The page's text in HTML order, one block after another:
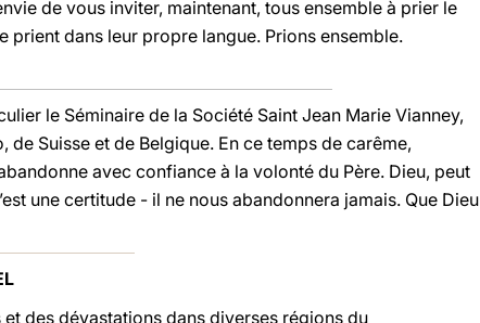
de vous inviter, maintenant, tous ensemble à prier le
prient dans leur propre langue. Prions ensemble.
le Séminaire de la Société Saint Jean Marie Vianney,
Suisse et de Belgique. En ce temps de carême,
avec confiance à la volonté du Père. Dieu, peut
une certitude - il ne nous abandonnera jamais. Que Dieu
des dévastations dans diverses régions du